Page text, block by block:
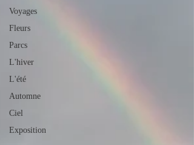
Voyages
Fleurs
Parcs
L'hiver
L'été
Automne
Ciel
Exposition